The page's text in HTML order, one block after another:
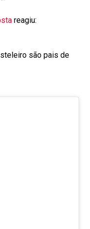
reagiu:
são pais de